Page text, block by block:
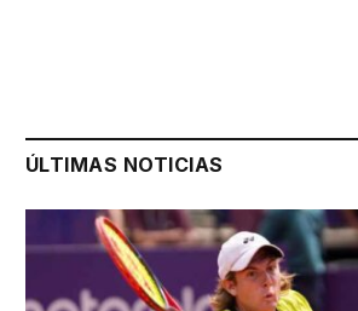
ÚLTIMAS NOTICIAS